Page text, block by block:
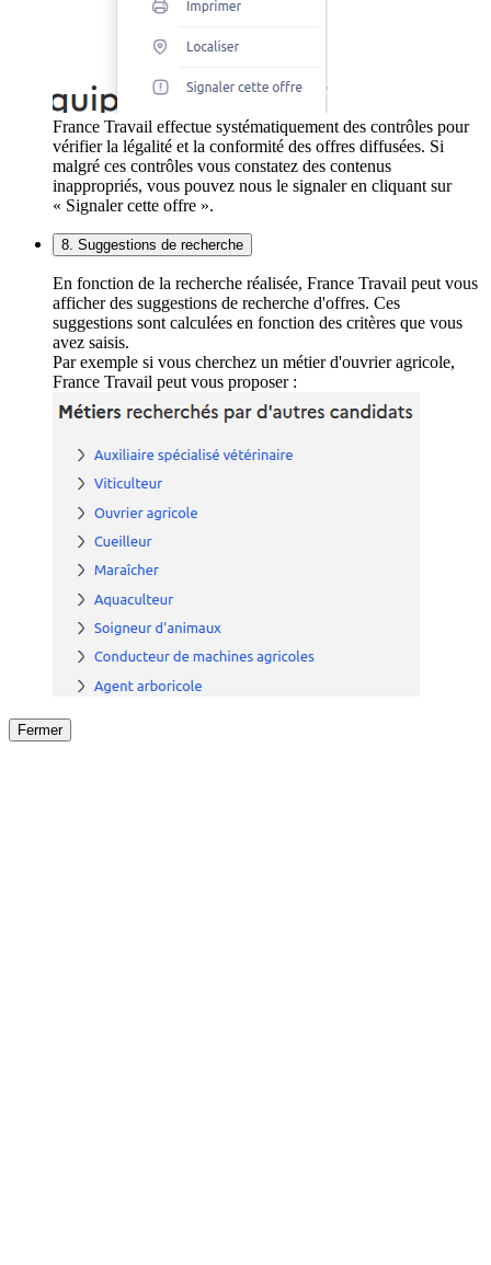
France Travail effectue systématiquement des contrôles pour
vérifier la légalité et la conformité des offres diffusées. Si
malgré ces contrôles vous constatez des contenus
inappropriés, vous pouvez nous le signaler en cliquant sur
« Signaler cette offre ».
8. Suggestions de recherche
En fonction de la recherche réalisée, France Travail peut vous
afficher des suggestions de recherche d'offres. Ces
suggestions sont calculées en fonction des critères que vous
avez saisis.
Par exemple si vous cherchez un métier d'ouvrier agricole,
France Travail peut vous proposer :
Fermer